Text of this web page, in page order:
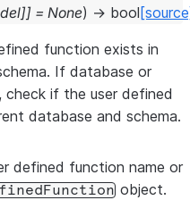
]] = None) → bool
function exists in
If database or
check if the user defined
database and schema.
defined function name or
object.